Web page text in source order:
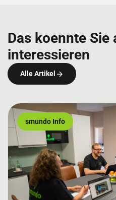
Das koennte Sie
interessieren
Alle Artikel
smundo Info